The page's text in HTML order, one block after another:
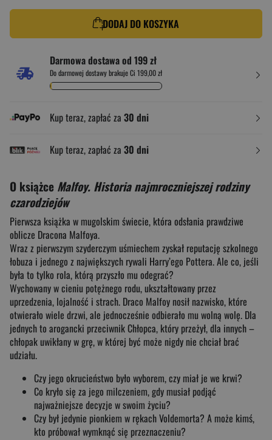
DODAJ DO KOSZYKA
Darmowa dostawa od 199 zł
Do darmowej dostawy brakuje Ci 199,00 zł
Kup teraz, zapłać za 30 dni
Kup teraz, zapłać za 30 dni
O książce Malfoy. Historia najmroczniejszej rodziny
czarodziejów
Pierwsza książka w mugolskim świecie, która odsłania prawdziwe
oblicze Dracona Malfoya.
Wraz z pierwszym szyderczym uśmiechem zyskał reputację szkolnego
łobuza i jednego z największych rywali Harry’ego Pottera. Ale co, jeśli
była to tylko rola, którą przyszło mu odegrać?
Wychowany w cieniu potężnego rodu, ukształtowany przez
uprzedzenia, lojalność i strach. Draco Malfoy nosił nazwisko, które
otwierało wiele drzwi, ale jednocześnie odbierało mu wolną wolę. Dla
jednych to arogancki przeciwnik Chłopca, który przeżył, dla innych –
chłopak uwikłany w grę, w której być może nigdy nie chciał brać
udziału.
Czy jego okrucieństwo było wyborem, czy miał je we krwi?
Co kryło się za jego milczeniem, gdy musiał podjąć
najważniejsze decyzje w swoim życiu?
Czy był jedynie pionkiem w rękach Voldemorta? A może kimś,
kto próbował wymknąć się przeznaczeniu?